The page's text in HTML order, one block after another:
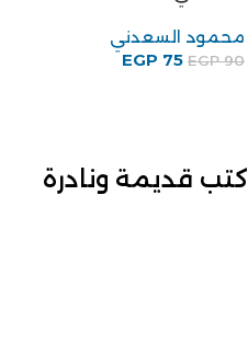
محمود السعدني
EGP90
EGP 75
كتب قديمة ونادرة